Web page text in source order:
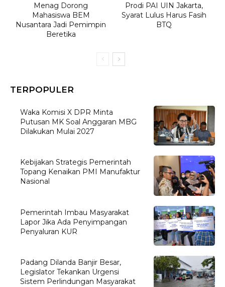
Menag Dorong
Mahasiswa BEM
Nusantara Jadi Pemimpin
Beretika
Prodi PAI UIN Jakarta,
Syarat Lulus Harus Fasih
BTQ
TERPOPULER
Waka Komisi X DPR Minta
Putusan MK Soal Anggaran MBG
Dilakukan Mulai 2027
Kebijakan Strategis Pemerintah
Topang Kenaikan PMI Manufaktur
Nasional
Pemerintah Imbau Masyarakat
Lapor Jika Ada Penyimpangan
Penyaluran KUR
Padang Dilanda Banjir Besar,
Legislator Tekankan Urgensi
Sistem Perlindungan Masyarakat